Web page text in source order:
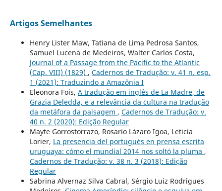
Artigos Semelhantes
Henry Lister Maw, Tatiana de Lima Pedrosa Santos,
Samuel Lucena de Medeiros, Walter Carlos Costa,
Journal of a Passage from the Pacific to the Atlantic
(Cap. VIII) (1829) , Cadernos de Tradução: v. 41 n. esp.
1 (2021): Traduzindo a Amazônia I
Eleonora Fois, A tradução em inglês de La Madre, de
Grazia Deledda, e a relevância da cultura na tradução
da metáfora da paisagem , Cadernos de Tradução: v.
40 n. 2 (2020): Edição Regular
Mayte Gorrostorrazo, Rosario Lázaro Igoa, Leticia
Lorier, La presencia del portugués en prensa escrita
uruguaya: cómo el mundial 2014 nos soltó la pluma ,
Cadernos de Tradução: v. 38 n. 3 (2018): Edição
Regular
Sabrina Alvernaz Silva Cabral, Sérgio Luiz Rodrigues